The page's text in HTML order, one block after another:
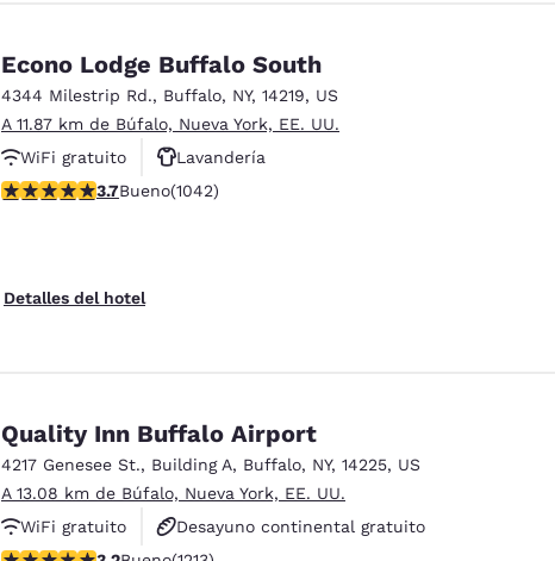
Econo Lodge Buffalo South
4344 Milestrip Rd., Buffalo, NY, 14219, US
A 11.87 km de Búfalo, Nueva York, EE. UU.
WiFi gratuito
Lavandería
Estacionamiento para camiones
calificación de 3.66 estrellas. Bueno. 1042 reseñas
3.7Bueno(1042)
Detalles del hotel
Quality Inn Buffalo Airport
4217 Genesee St., Building A, Buffalo, NY, 14225, US
A 13.08 km de Búfalo, Nueva York, EE. UU.
WiFi gratuito
Desayuno continental gratuito